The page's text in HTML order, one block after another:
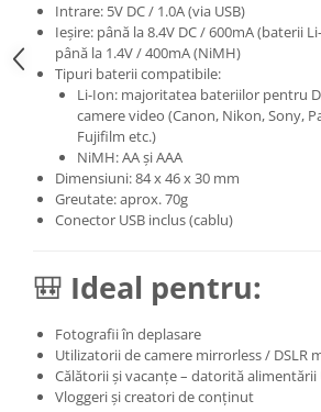
Intrare: 5V DC / 1.0A (via USB)
Ieșire: până la 8.4V DC / 600mA (baterii
până la 1.4V / 400mA (NiMH)
Tipuri baterii compatibile:
Li-Ion: majoritatea bateriilor pentru
camere video (Canon, Nikon, Sony,
Fujifilm etc.)
NiMH: AA și AAA
Dimensiuni: 84 x 46 x 30 mm
Greutate: aprox. 70g
Conector USB inclus (cablu)
🎒 Ideal pentru:
Fotografii în deplasare
Utilizatorii de camere mirrorless / DSLR
Călătorii și vacanțe – datorită alimentării
Vloggeri și creatori de conținut